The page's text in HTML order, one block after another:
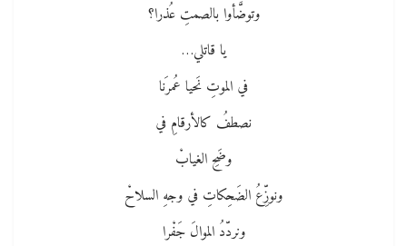
وتوضَّأوا بالصمتِ عُذرا؟
يا قاتلي…
في الموتِ نَحيا عُمرَنا
نصطفُ كالأرقامِ في
وضَحِ الغيابْ
ونوزِّعُ الضَحِكاتِ في وجهِ السلاحْ
ونردّدُ الموالَ جَفْرا